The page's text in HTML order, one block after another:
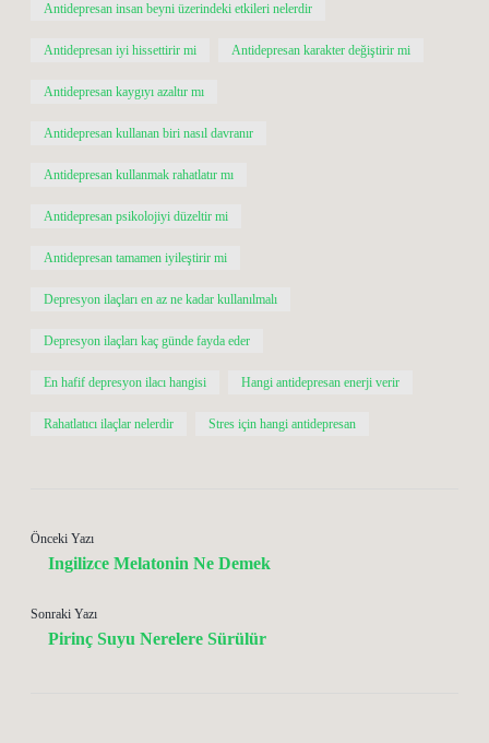
Antidepresan insan beyni üzerindeki etkileri nelerdir
Antidepresan iyi hissettirir mi Antidepresan karakter değiştirir mi
Antidepresan kaygıyı azaltır mı
Antidepresan kullanan biri nasıl davranır
Antidepresan kullanmak rahatlatır mı
Antidepresan psikolojiyi düzeltir mi
Antidepresan tamamen iyileştirir mi
Depresyon ilaçları en az ne kadar kullanılmalı
Depresyon ilaçları kaç günde fayda eder
En hafif depresyon ilacı hangisi Hangi antidepresan enerji verir
Rahatlatıcı ilaçlar nelerdir Stres için hangi antidepresan
Önceki Yazı
Ingilizce Melatonin Ne Demek
Sonraki Yazı
Pirinç Suyu Nerelere Sürülür